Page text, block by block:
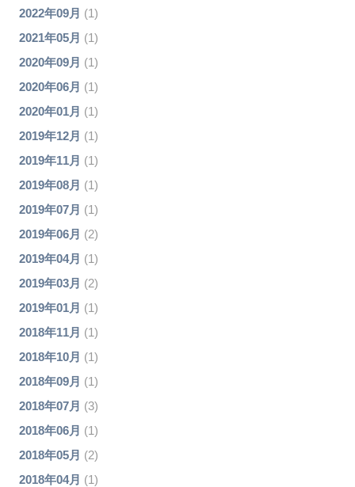
2022年09月 (1)
2021年05月 (1)
2020年09月 (1)
2020年06月 (1)
2020年01月 (1)
2019年12月 (1)
2019年11月 (1)
2019年08月 (1)
2019年07月 (1)
2019年06月 (2)
2019年04月 (1)
2019年03月 (2)
2019年01月 (1)
2018年11月 (1)
2018年10月 (1)
2018年09月 (1)
2018年07月 (3)
2018年06月 (1)
2018年05月 (2)
2018年04月 (1)